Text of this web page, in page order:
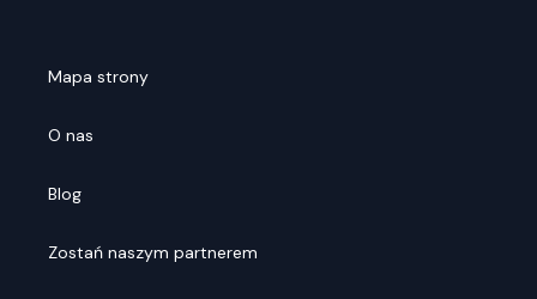
Mapa strony
O nas
Blog
Zostań naszym partnerem